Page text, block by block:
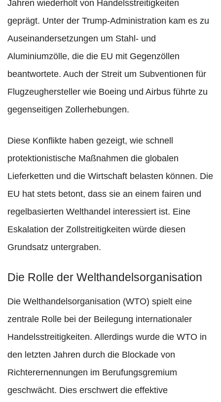
Jahren wiederholt von Handelsstreitigkeiten
geprägt. Unter der Trump-Administration kam es zu
Auseinandersetzungen um Stahl- und
Aluminiumzölle, die die EU mit Gegenzöllen
beantwortete. Auch der Streit um Subventionen für
Flugzeughersteller wie Boeing und Airbus führte zu
gegenseitigen Zollerhebungen.
Diese Konflikte haben gezeigt, wie schnell
protektionistische Maßnahmen die globalen
Lieferketten und die Wirtschaft belasten können. Die
EU hat stets betont, dass sie an einem fairen und
regelbasierten Welthandel interessiert ist. Eine
Eskalation der Zollstreitigkeiten würde diesen
Grundsatz untergraben.
Die Rolle der Welthandelsorganisation
Die Welthandelsorganisation (WTO) spielt eine
zentrale Rolle bei der Beilegung internationaler
Handelsstreitigkeiten. Allerdings wurde die WTO in
den letzten Jahren durch die Blockade von
Richterernennungen im Berufungsgremium
geschwächt. Dies erschwert die effektive